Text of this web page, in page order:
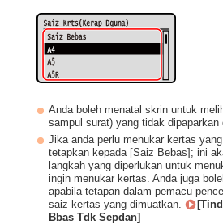
Anda boleh menatal skrin untuk
sampul surat) yang tidak dipaparkan
Jika anda perlu menukar kertas
tetapkan kepada [Saiz Bebas]; ini
langkah yang diperlukan untuk
ingin menukar kertas. Anda juga
apabila tetapan dalam pemacu
saiz kertas yang dimuatkan.
Bbas Tdk Sepdan]